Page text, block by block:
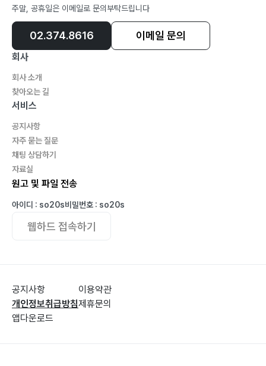
주말, 공휴일은 이메일로 문의부탁드립니다
02.374.8616 이메일 문의
회사
회사 소개
찾아오는 길
서비스
공지사항
자주 묻는 질문
채팅 상담하기
자료실
원고 및 파일 전송
아이디 : so20s비밀번호 : so20s
웹하드 접속하기
공지사항
개인정보취급방침
앱다운로드
이용약관
제휴문의